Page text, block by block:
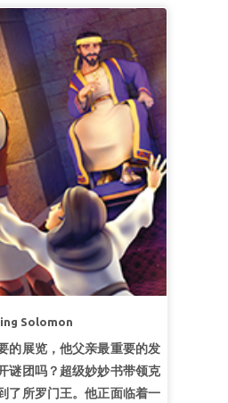
Solomon
的展览，他父亲最重要的发
谜团吗？超级妙妙书带领克
了所罗门王。他正面临着一